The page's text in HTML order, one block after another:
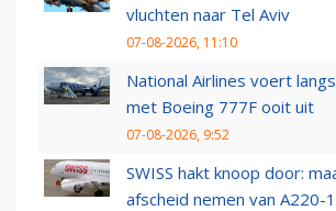
vluchten naar Tel Aviv
07-08-2026, 11:10
National Airlines voert
met Boeing 777F ooit uit
07-08-2026, 9:52
SWISS hakt knoop door:
afscheid nemen van A220-